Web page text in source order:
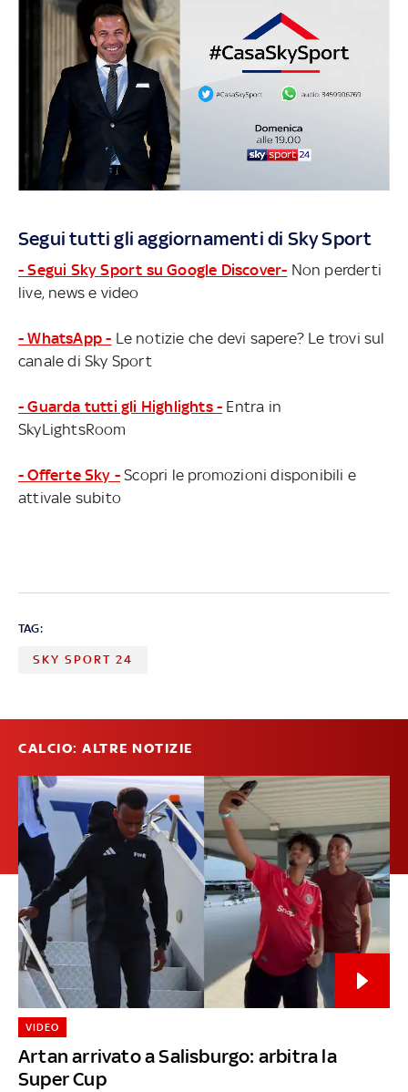
Segui tutti gli aggiornamenti di Sky Sport
- Segui Sky Sport su Google Discover- Non perderti
live, news e video
- WhatsApp - Le notizie che devi sapere? Le trovi sul
canale di Sky Sport
- Guarda tutti gli Highlights - Entra in
SkyLightsRoom
- Offerte Sky - Scopri le promozioni disponibili e
attivale subito
TAG:
SKY SPORT 24
CALCIO: ALTRE NOTIZIE
Artan arrivato a Salisburgo: arbitra la
Super Cup
VIDEO